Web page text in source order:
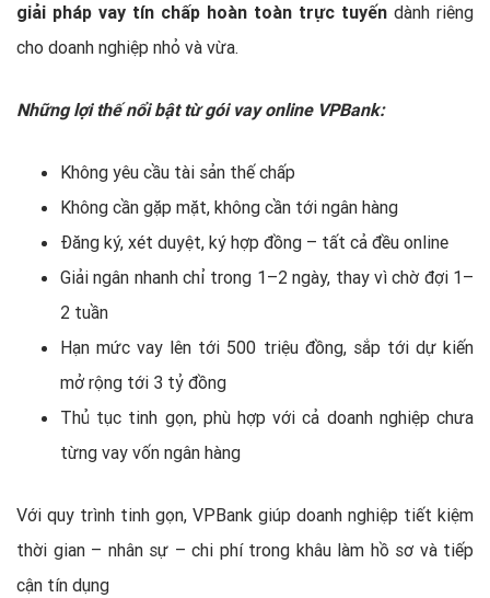
giải pháp vay tín chấp hoàn toàn trực tuyến dành riêng
cho doanh nghiệp nhỏ và vừa.
Những lợi thế nổi bật từ gói vay online VPBank:
Không yêu cầu tài sản thế chấp
Không cần gặp mặt, không cần tới ngân hàng
Đăng ký, xét duyệt, ký hợp đồng – tất cả đều online
Giải ngân nhanh chỉ trong 1–2 ngày, thay vì chờ đợi 1–
2 tuần
Hạn mức vay lên tới 500 triệu đồng, sắp tới dự kiến
mở rộng tới 3 tỷ đồng
Thủ tục tinh gọn, phù hợp với cả doanh nghiệp chưa
từng vay vốn ngân hàng
Với quy trình tinh gọn, VPBank giúp doanh nghiệp tiết kiệm
thời gian – nhân sự – chi phí trong khâu làm hồ sơ và tiếp
cận tín dụng